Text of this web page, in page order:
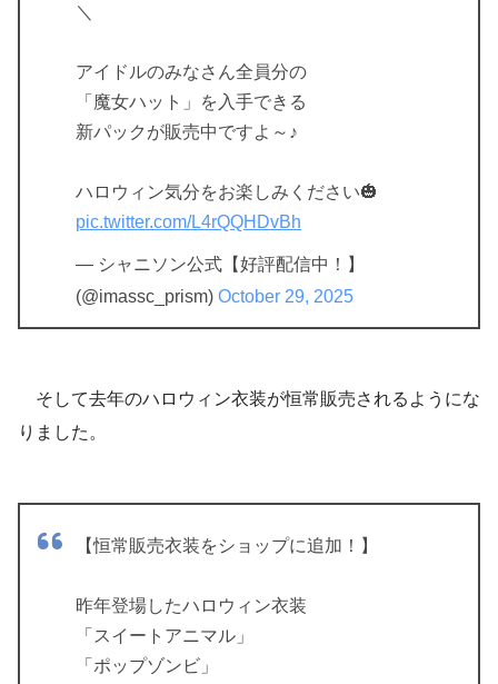
＼
アイドルのみなさん全員分の
「魔女ハット」を入手できる
新パックが販売中ですよ～♪
ハロウィン気分をお楽しみください🎃
pic.twitter.com/L4rQQHDvBh
— シャニソン公式【好評配信中！】
(@imassc_prism) October 29, 2025
そして去年のハロウィン衣装が恒常販売されるようにな
りました。
【恒常販売衣装をショップに追加！】
昨年登場したハロウィン衣装
「スイートアニマル」
「ポップゾンビ」